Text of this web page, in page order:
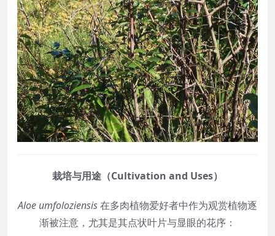
栽培与用途（Cultivation and Uses）
Aloe umfoloziensis在多肉植物爱好者中作为观赏植物逐
渐被注意，尤其是其点状叶片与显眼的花序：